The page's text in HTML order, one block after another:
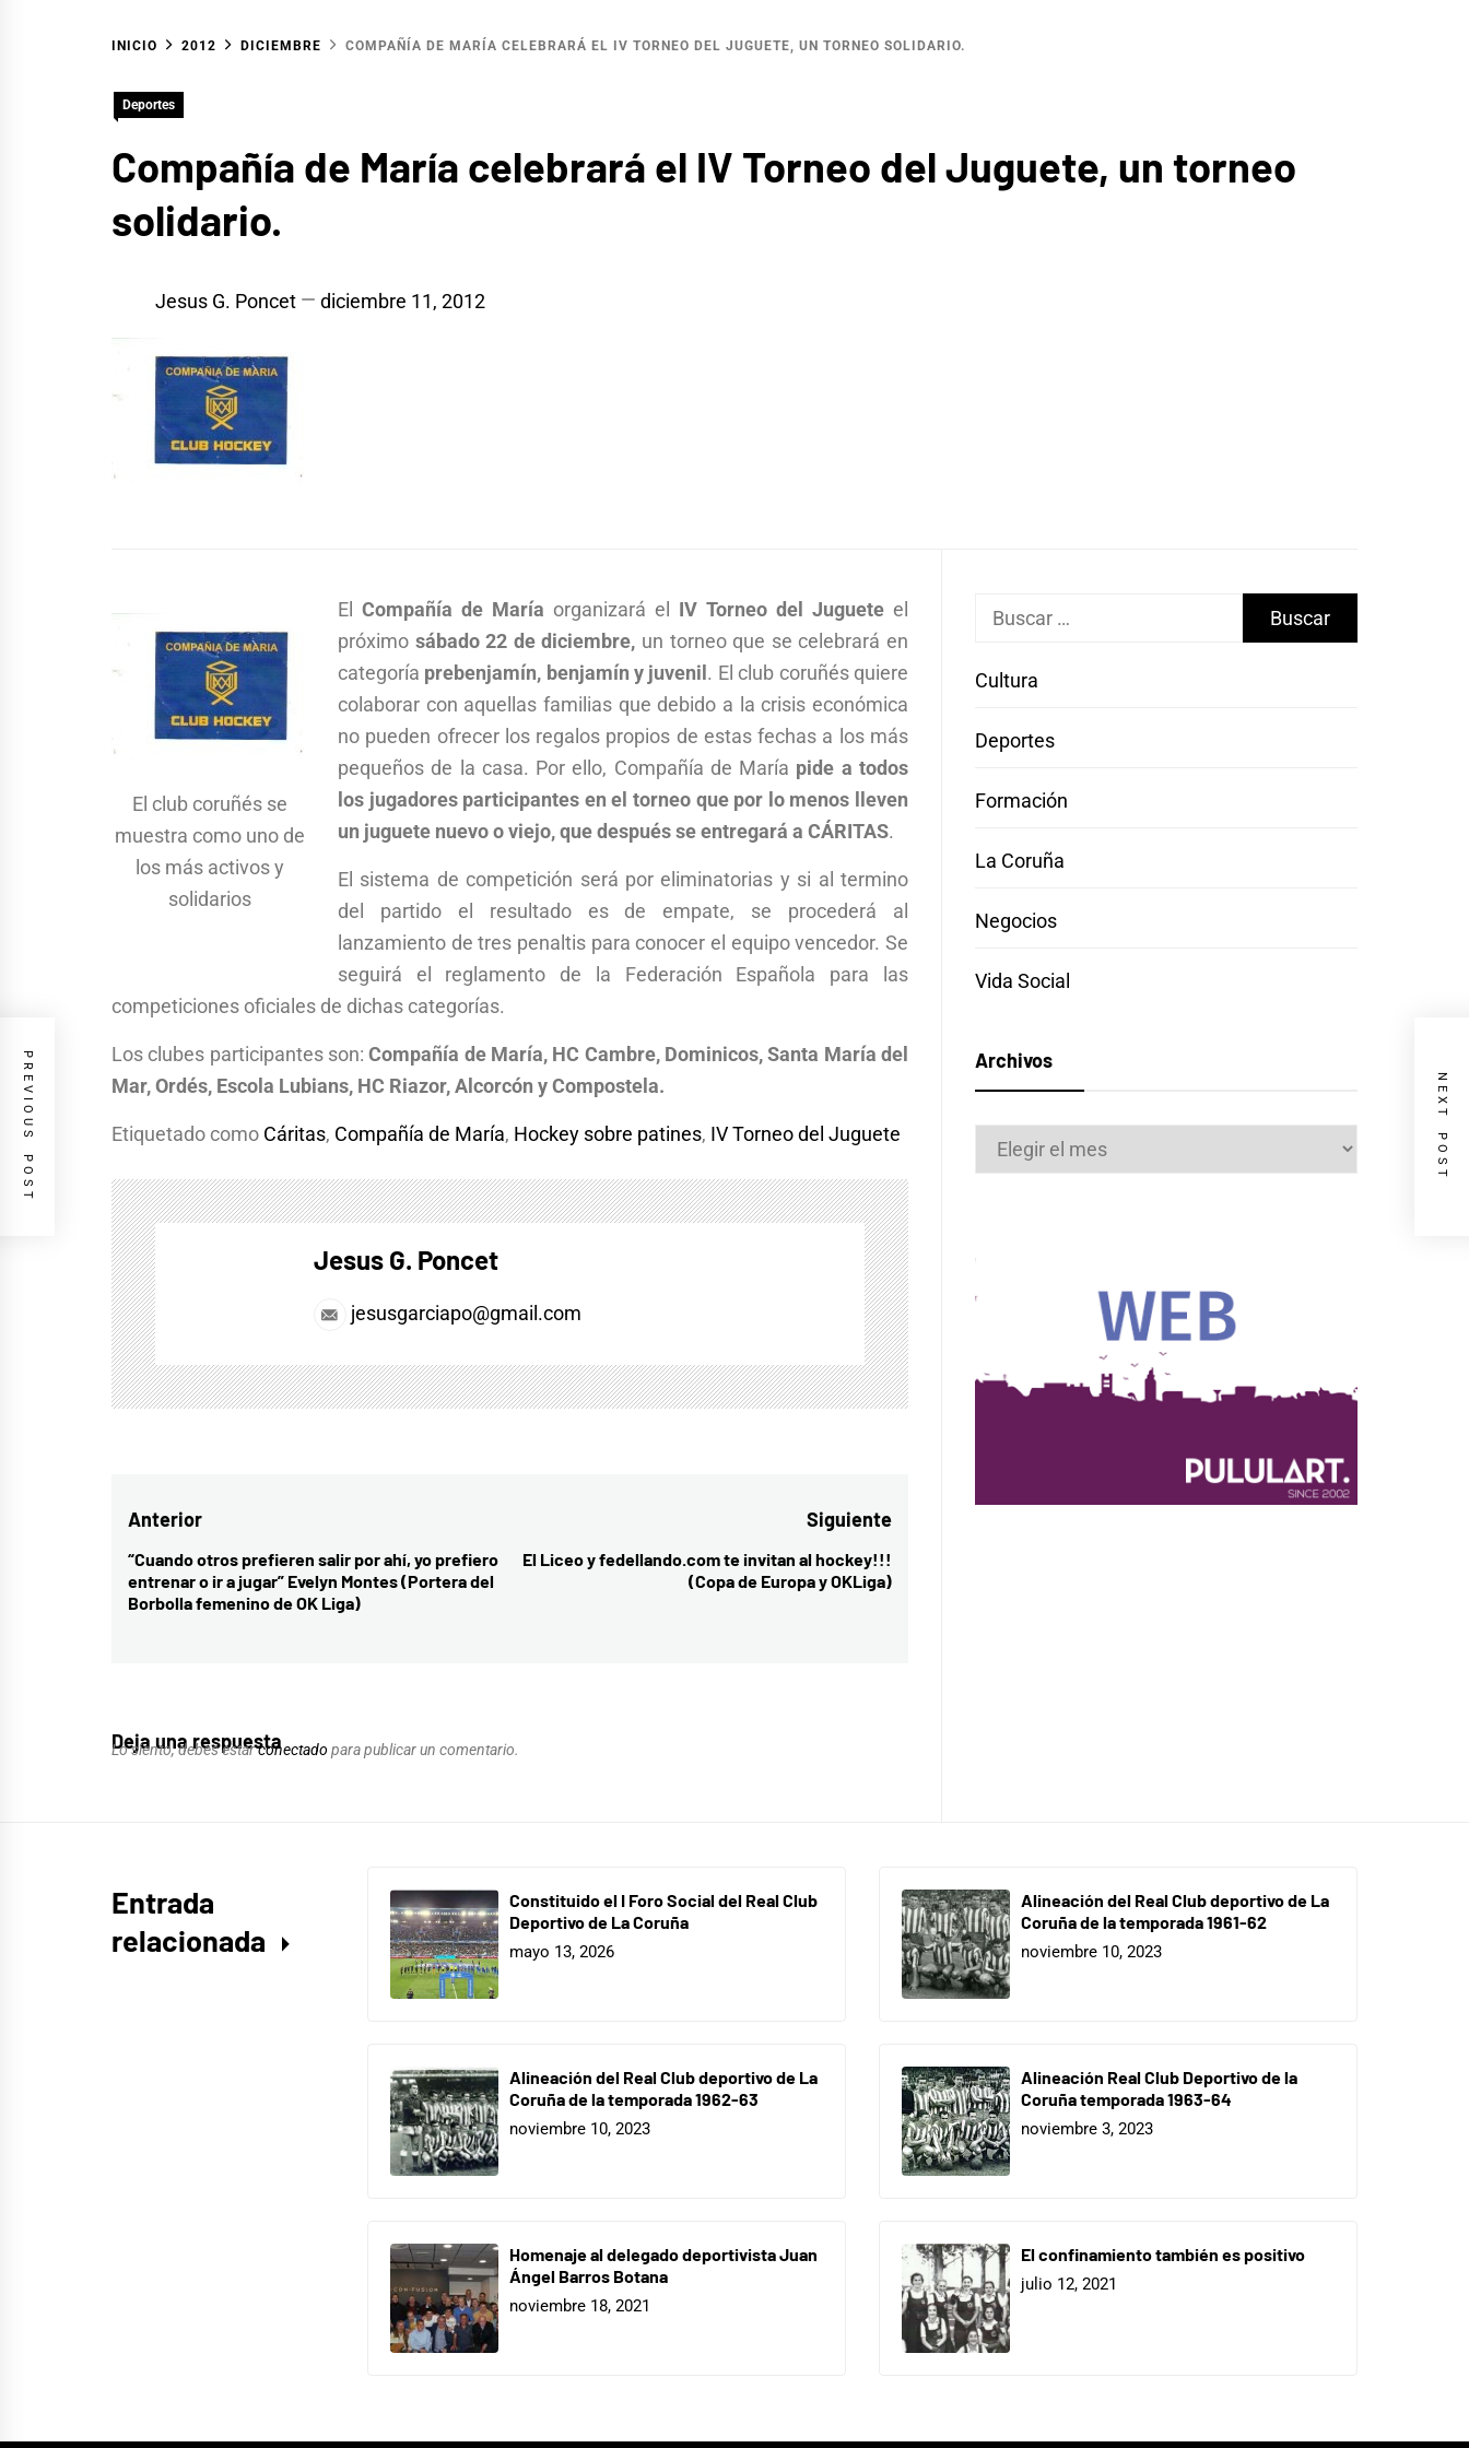
INICIO 2012 DICIEMBRE COMPAÑÍA DE MARÍA CELEBRARÁ EL IV TORNEO DEL JUGUETE, UN TORNEO SOLIDARIO.
Deportes
Compañía de María celebrará el IV Torneo del Juguete, un torneo
solidario.
Jesus G. Poncet diciembre 11, 2012
El club coruñés se
muestra como uno de
los más activos y
solidarios
El Compañía de María organizará el IV Torneo del Jugueteel
próximo sábado 22 de diciembre, un torneo que se celebrará en
categoría prebenjamín, benjamín y juvenil . El club coruñés quiere
colaborar con aquellas familias que debido a la crisis económica
no pueden ofrecer los regalos propios de estas fechas a los más
pequeños de la casa. Por ello, Compañía de María pide a todos
los jugadores participantes en el torneo que por lo menos lleven
un juguete nuevo o viejo, que después se entregará a CÁRITAS.
El sistema de competición será por eliminatorias y si al termino
del partido el resultado es de empate, se procederá al
lanzamiento de tres penaltis para conocer el equipo vencedor. Se
seguirá el reglamento de la Federación Española para las
competiciones oficiales de dichas categorías.
Los clubes participantes son:Compañía de María, HC Cambre, Dominicos, Santa María del
Mar, Ordés, Escola Lubians, HC Riazor, Alcorcón y Compostela.
Etiquetado como Cáritas, Compañía de María, Hockey sobre patines, IV Torneo del Juguete
Jesus G. Poncet
jesusgarciapo@gmail.com
Navegación
de
entradas
Anterior
Entrada
anterior:
“Cuando otros prefieren salir por ahí, yo prefiero
entrenar o ir a jugar” Evelyn Montes (Portera del
Borbolla femenino de OK Liga)
Siguiente
siguiente:
El Liceo y fedellando.com te invitan al hockey!!!
(Copa de Europa y OKLiga)
PREVIOUS POST NEXT POST
Deja una respuesta
Lo siento, debes estarconectado para publicar un comentario.
Buscar:
Cultura
Deportes
Formación
La Coruña
Negocios
Vida Social
Archivos
Archivos
Entrada
relacionada
Constituido el I Foro Social del Real Club
Deportivo de La Coruña
mayo 13, 2026
Alineación del Real Club deportivo de La
Coruña de la temporada 1961-62
noviembre 10, 2023
Alineación del Real Club deportivo de La
Coruña de la temporada 1962-63
noviembre 10, 2023
Alineación Real Club Deportivo de la
Coruña temporada 1963-64
noviembre 3, 2023
Homenaje al delegado deportivista Juan
Ángel Barros Botana
noviembre 18, 2021
El confinamiento también es positivo
julio 12, 2021